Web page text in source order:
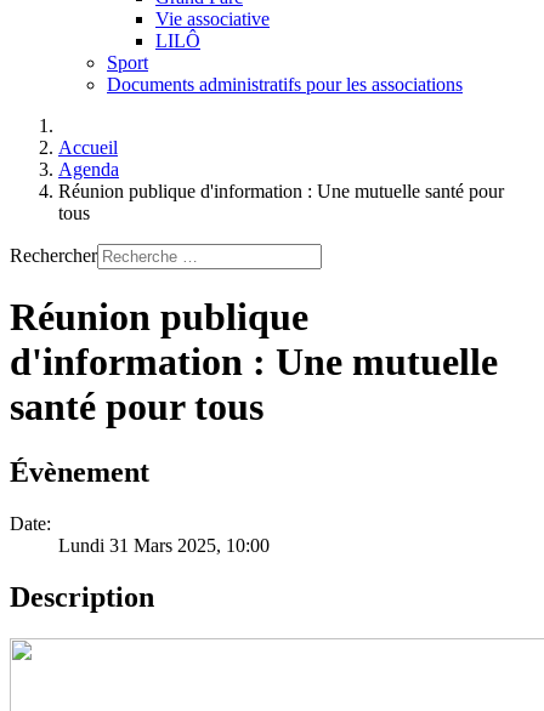
Vie associative
LILÔ
Sport
Documents administratifs pour les associations
Accueil
Agenda
Réunion publique d'information : Une mutuelle santé pour
tous
Rechercher
Réunion publique
d'information : Une mutuelle
santé pour tous
Évènement
Date:
Lundi 31 Mars 2025, 10:00
Description